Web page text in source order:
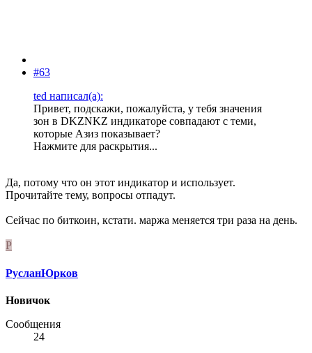
#63
ted написал(а):
Привет, подскажи, пожалуйста, у тебя значения
зон в DKZNKZ индикаторе совпадают с теми,
которые Азиз показывает?
Нажмите для раскрытия...
Да, потому что он этот индикатор и использует.
Прочитайте тему, вопросы отпадут.
Сейчас по биткоин, кстати. маржа меняется три раза на день.
Р
РусланЮрков
Новичок
Сообщения
24